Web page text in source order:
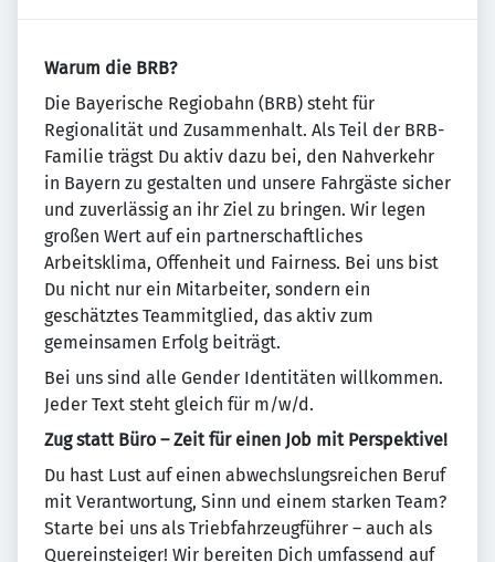
Warum die BRB?
Die Bayerische Regiobahn (BRB) steht für
Regionalität und Zusammenhalt. Als Teil der BRB-
Familie trägst Du aktiv dazu bei, den Nahverkehr
in Bayern zu gestalten und unsere Fahrgäste sicher
und zuverlässig an ihr Ziel zu bringen. Wir legen
großen Wert auf ein partnerschaftliches
Arbeitsklima, Offenheit und Fairness. Bei uns bist
Du nicht nur ein Mitarbeiter, sondern ein
geschätztes Teammitglied, das aktiv zum
gemeinsamen Erfolg beiträgt.
Bei uns sind alle Gender Identitäten willkommen.
Jeder Text steht gleich für m/w/d.
Zug statt Büro – Zeit für einen Job mit Perspektive!
Du hast Lust auf einen abwechslungsreichen Beruf
mit Verantwortung, Sinn und einem starken Team?
Starte bei uns als Triebfahrzeugführer – auch als
Quereinsteiger! Wir bereiten Dich umfassend auf